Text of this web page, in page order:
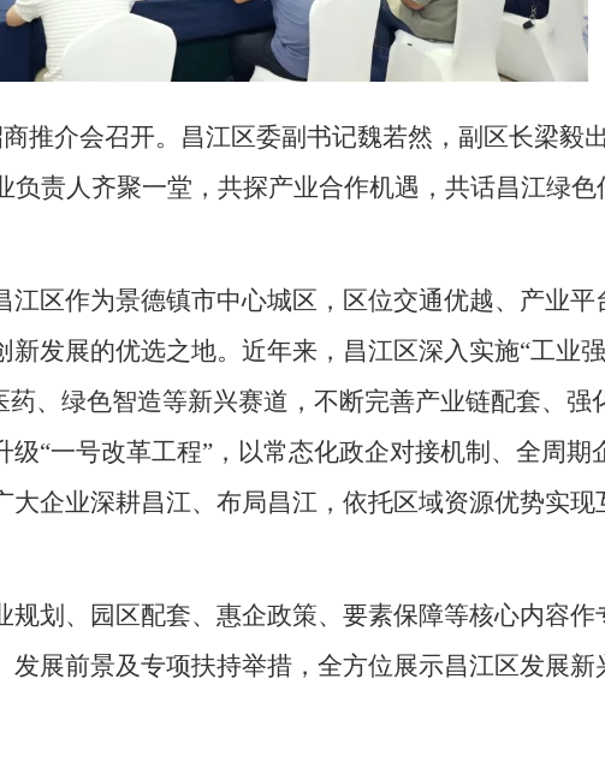
推介会召开。昌江区委副书记魏若然，副区长梁毅
负责人齐聚一堂，共探产业合作机遇，共话昌江绿
区作为景德镇市中心城区，区位交通优越、产业平
发展的优选之地。近年来，昌江区深入实施“工业
、绿色智造等新兴赛道，不断完善产业链配套、强
“一号改革工程”，以常态化政企对接机制、全周期
企业深耕昌江、布局昌江，依托区域资源优势实现
规划、园区配套、惠企政策、要素保障等核心内容
展前景及专项扶持举措，全方位展示昌江区发展新